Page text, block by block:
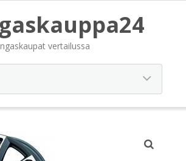
vertailussa